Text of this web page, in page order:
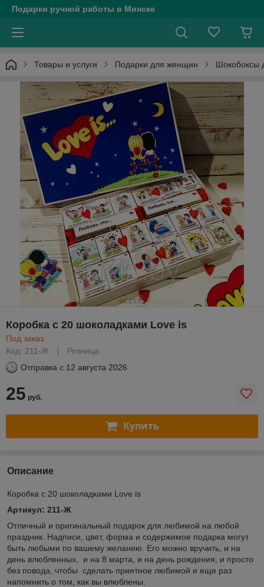
Подарки ручной работы в Минске
Товары и услуги Подарки для женщин Шокобоксы
Коробка с 20 шоколадками Love is
Под заказ
Код: 211-Ж
Розница
Отправка с 12 августа 2026
25 руб.
Купить
Описание
Коробка с 20 шоколадками Love is
Артикул: 211-Ж
Отличный и оригинальный подарок для любимой на любой
праздник. Надписи, цвет, форма и содержимое подарка могут
быть любыми по вашему желанию. Его можно вручить, и на
день влюбленных, и на 8 марта, и на день рождения, и просто
без повода, чтобы сделать приятное любимой и еще раз
напомнить о том, как вы влюблены.